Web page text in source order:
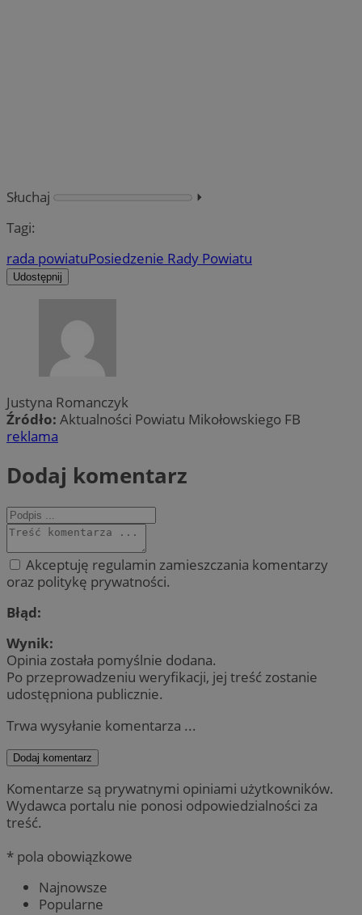
Słuchaj
⏵︎
Tagi:
rada powiatuPosiedzenie Rady Powiatu
Udostępnij
Justyna Romanczyk
Źródło: Aktualności Powiatu Mikołowskiego FB
reklama
Dodaj komentarz
Akceptuję regulamin zamieszczania komentarzy
oraz politykę prywatności.
Błąd:
Wynik:
Opinia została pomyślnie dodana.
Po przeprowadzeniu weryfikacji, jej treść zostanie
udostępniona publicznie.
Trwa wysyłanie komentarza ...
Dodaj komentarz
Komentarze są prywatnymi opiniami użytkowników.
Wydawca portalu nie ponosi odpowiedzialności za
treść.
* pola obowiązkowe
Najnowsze
Popularne